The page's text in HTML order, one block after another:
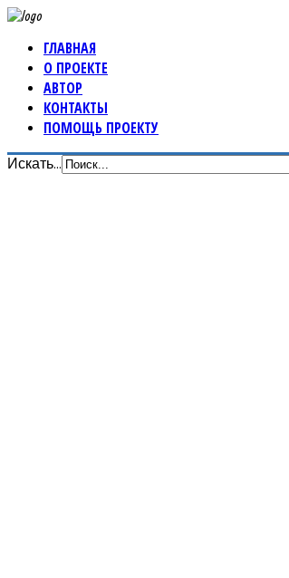
ГЛАВНАЯ
О ПРОЕКТЕ
АВТОР
КОНТАКТЫ
ПОМОЩЬ ПРОЕКТУ
Искать...